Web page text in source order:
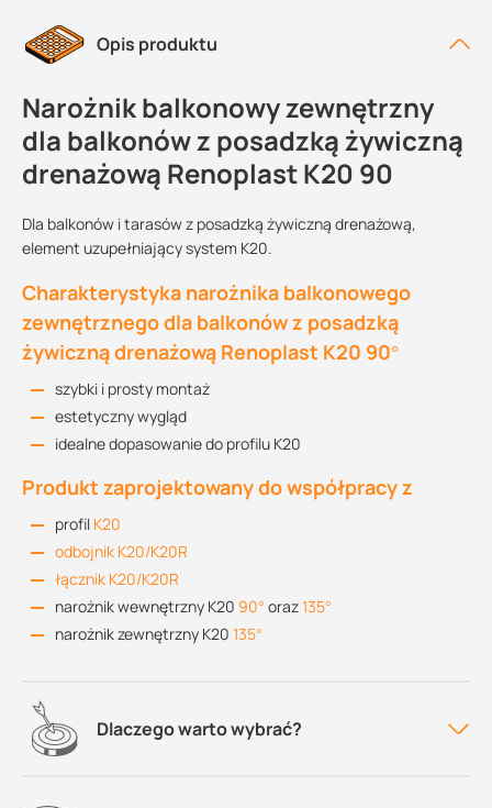
Opis produktu
Narożnik balkonowy zewnętrzny
dla balkonów z posadzką żywiczną
drenażową Renoplast K20 90
Dla balkonów i tarasów z posadzką żywiczną drenażową,
element uzupełniający system K20.
Charakterystyka narożnika balkonowego
zewnętrznego dla balkonów z posadzką
żywiczną drenażową Renoplast K20 90°
szybki i prosty montaż
estetyczny wygląd
idealne dopasowanie do profilu K20
Produkt zaprojektowany do współpracy z
profil K20
odbojnik K20/K20R
łącznik K20/K20R
narożnik wewnętrzny K20 90° oraz135°
narożnik zewnętrzny K20 135°
Dlaczego warto wybrać?